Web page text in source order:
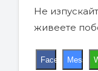
Не
живеете
Facebook